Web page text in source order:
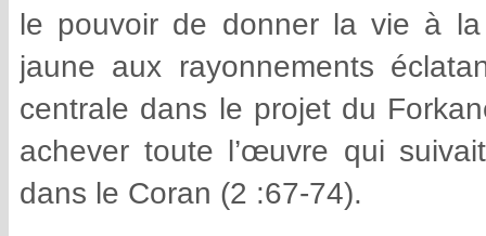
le pouvoir de donner la vie à la
jaune aux rayonnements
centrale dans le projet du
achever toute l’œuvre qui
dans le Coran (2 :67-74).